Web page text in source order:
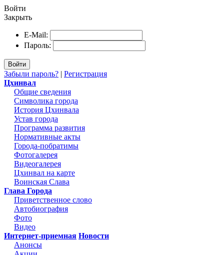
Войти
Закрыть
E-Mail:
Пароль:
Войти
Забыли пароль? | Регистрация
Цхинвал
Общие сведения
Символика города
История Цхинвала
Устав города
Программа развития
Нормативные акты
Города-побратимы
Фотогалерея
Видеогалерея
Цхинвал на карте
Воинская Слава
Глава Города
Приветственное слово
Автобиография
Фото
Видео
Интернет-приемная Новости
Анонсы